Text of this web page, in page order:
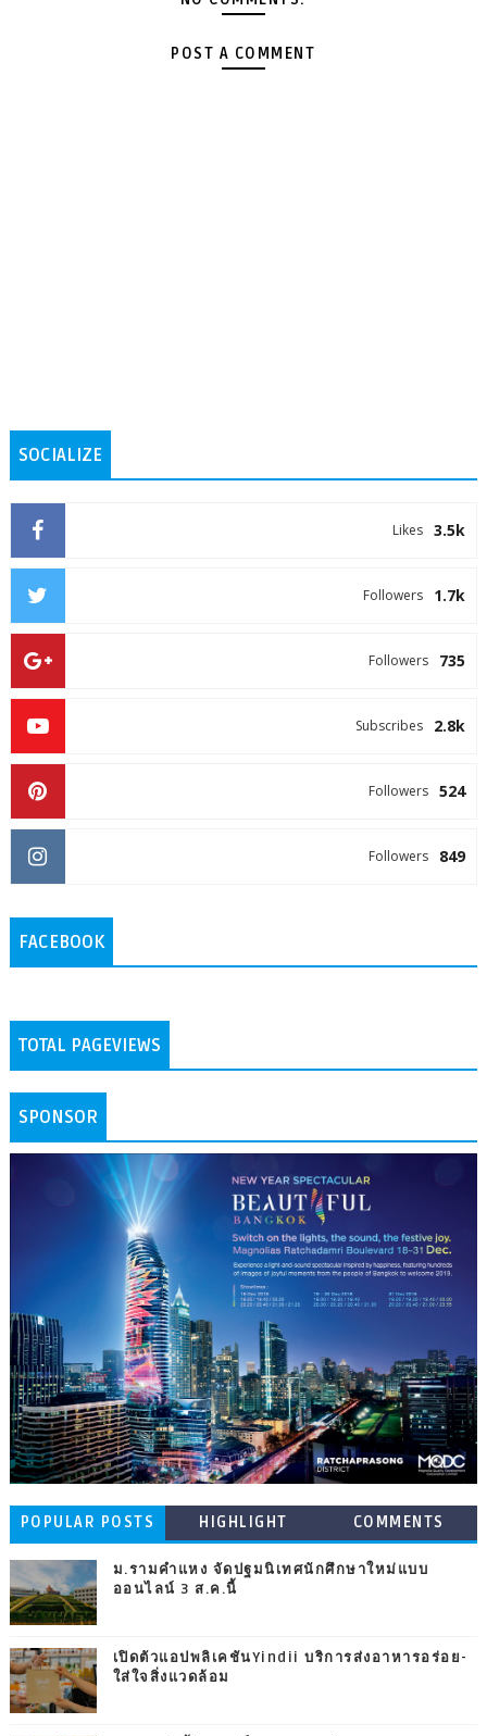
POST A COMMENT
SOCIALIZE
3.5k
Likes
1.7k
Followers
735
Followers
2.8k
Subscribes
524
Followers
849
Followers
FACEBOOK
TOTAL PAGEVIEWS
SPONSOR
POPULAR POSTS HIGHLIGHT COMMENTS
ม.รามคำแหง จัดปฐมนิเทศนักศึกษาใหม่แบบ
ออนไลน์ 3 ส.ค.นี้
เปิดตัวแอปพลิเคชันYindii บริการส่งอาหารอร่อย-
ใส่ใจสิ่งแวดล้อม